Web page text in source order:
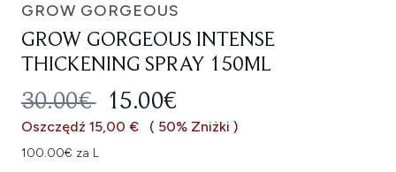
GROW GORGEOUS
GROW GORGEOUS INTENSE
THICKENING SPRAY 150ML
SUGEROWANA CENA
30.00€ AKTUALNA CENA:
15.00€
Oszczędź 15,00 € ( 50% Zniżki )
100.00€ za L